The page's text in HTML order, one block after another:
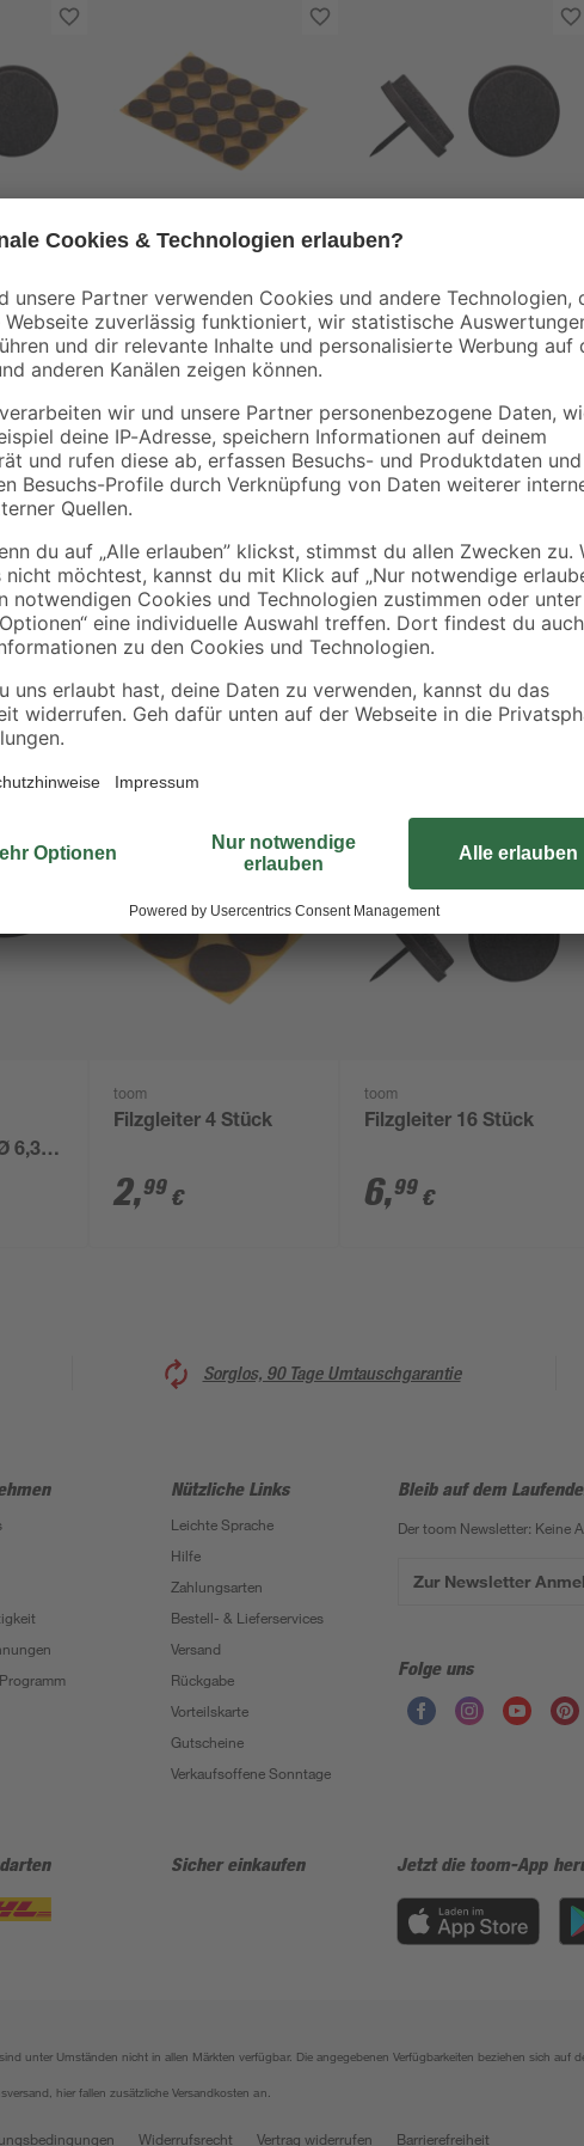
Filzgleiter
selbstklebend braun
Ø 1,7 cm 20 Stück
2,59€
Filzgleiter 16 Stück
,
Die Filzgleiter unserer toom
Kratzern und Schlieren. Bohren Sie
führen Sie den Stift des Gleiters ein.
Schlägen eines Hammers oder
aus Synthetikfilz und bilden einen
6,3
toom
Filzgleiter 4 Stück
2,99 €
toom
Filzgleiter 16 Stück
6,99 €
Sorglos, 90 Tage Umtauschgarantie
Nützliche Links
Leichte Sprache
Hilfe
Zahlungsarten
Bestell- & Lieferservices
Versand
Rückgabe
Vorteilskarte
Gutscheine
Verkaufsoffene Sonntage
Bleib auf dem
Der toom Newsletter: Keine
Zur Newsletter
Folge uns
Sicher einkaufen Jetzt die toom-App
unter Umständen nicht in allen Märkten verfügbar. Die angegebenen Verfügbarkeiten beziehen sich
hier fallen zusätzliche Versandkosten an.
Widerrufsrecht Vertrag widerrufen Barrierefreiheit